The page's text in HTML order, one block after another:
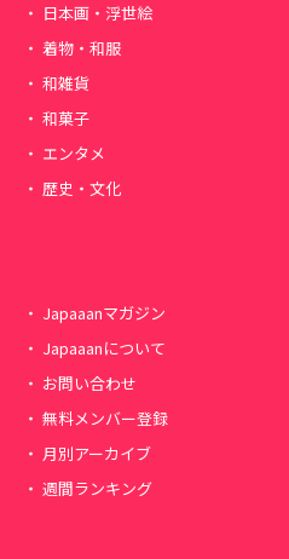
日本画・浮世絵
着物・和服
和雑貨
和菓子
エンタメ
歴史・文化
Japaaanマガジン
Japaaanについて
お問い合わせ
無料メンバー登録
月別アーカイブ
週間ランキング